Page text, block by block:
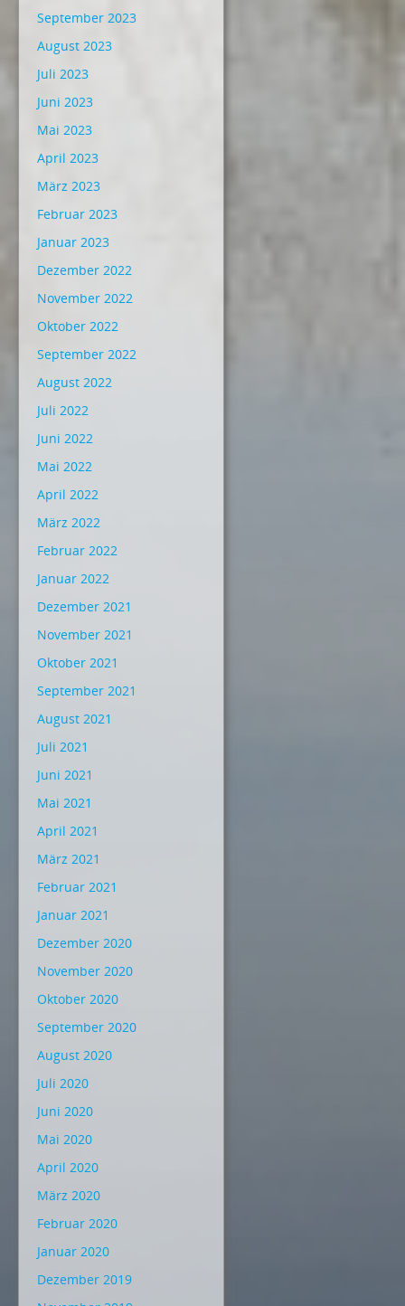
September 2023
August 2023
Juli 2023
Juni 2023
Mai 2023
April 2023
März 2023
Februar 2023
Januar 2023
Dezember 2022
November 2022
Oktober 2022
September 2022
August 2022
Juli 2022
Juni 2022
Mai 2022
April 2022
März 2022
Februar 2022
Januar 2022
Dezember 2021
November 2021
Oktober 2021
September 2021
August 2021
Juli 2021
Juni 2021
Mai 2021
April 2021
März 2021
Februar 2021
Januar 2021
Dezember 2020
November 2020
Oktober 2020
September 2020
August 2020
Juli 2020
Juni 2020
Mai 2020
April 2020
März 2020
Februar 2020
Januar 2020
Dezember 2019